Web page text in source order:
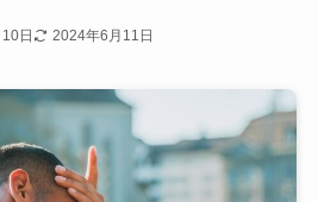
日 2024年6月11日